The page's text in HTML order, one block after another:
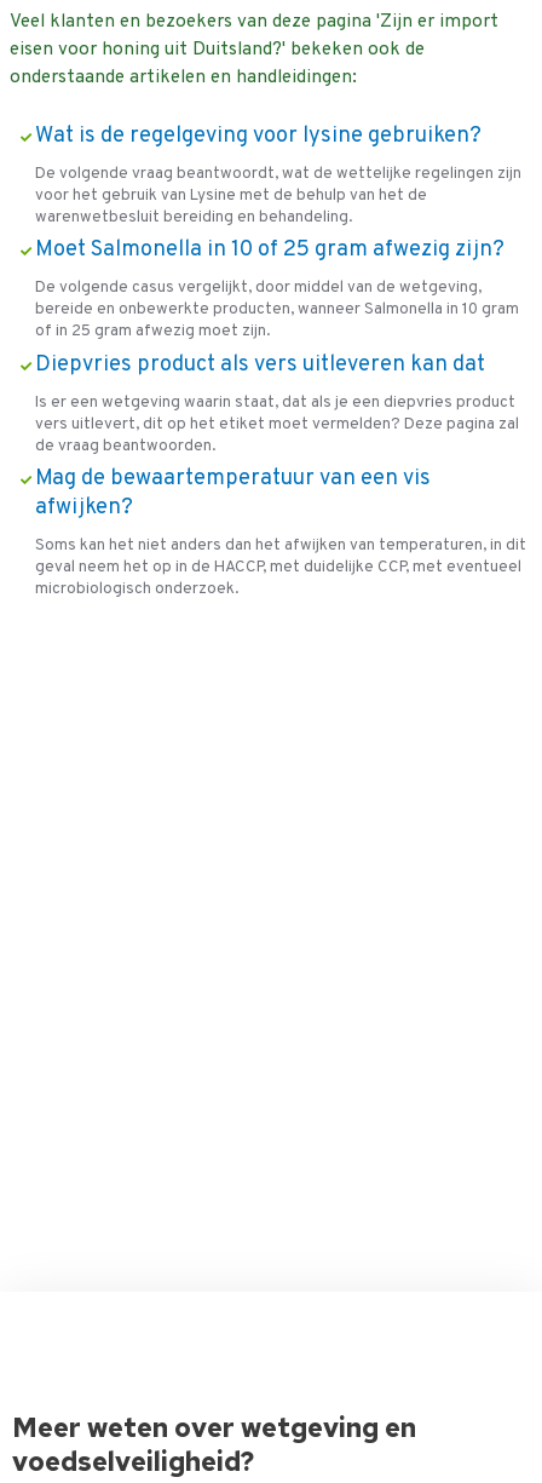
Veel klanten en bezoekers van deze pagina 'Zijn er import
eisen voor honing uit Duitsland?' bekeken ook de
onderstaande artikelen en handleidingen:
Wat is de regelgeving voor lysine gebruiken?
De volgende vraag beantwoordt, wat de wettelijke regelingen zijn
voor het gebruik van Lysine met de behulp van het de
warenwetbesluit bereiding en behandeling.
Moet Salmonella in 10 of 25 gram afwezig zijn?
De volgende casus vergelijkt, door middel van de wetgeving,
bereide en onbewerkte producten, wanneer Salmonella in 10 gram
of in 25 gram afwezig moet zijn.
Diepvries product als vers uitleveren kan dat
Is er een wetgeving waarin staat, dat als je een diepvries product
vers uitlevert, dit op het etiket moet vermelden? Deze pagina zal
de vraag beantwoorden.
Mag de bewaartemperatuur van een vis
afwijken?
Soms kan het niet anders dan het afwijken van temperaturen, in dit
geval neem het op in de HACCP, met duidelijke CCP, met eventueel
microbiologisch onderzoek.
Meer weten over wetgeving en
voedselveiligheid?